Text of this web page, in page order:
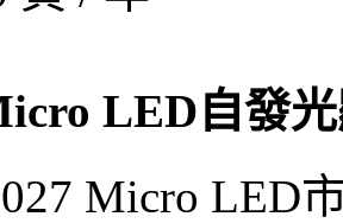
LED自發
Micro LED